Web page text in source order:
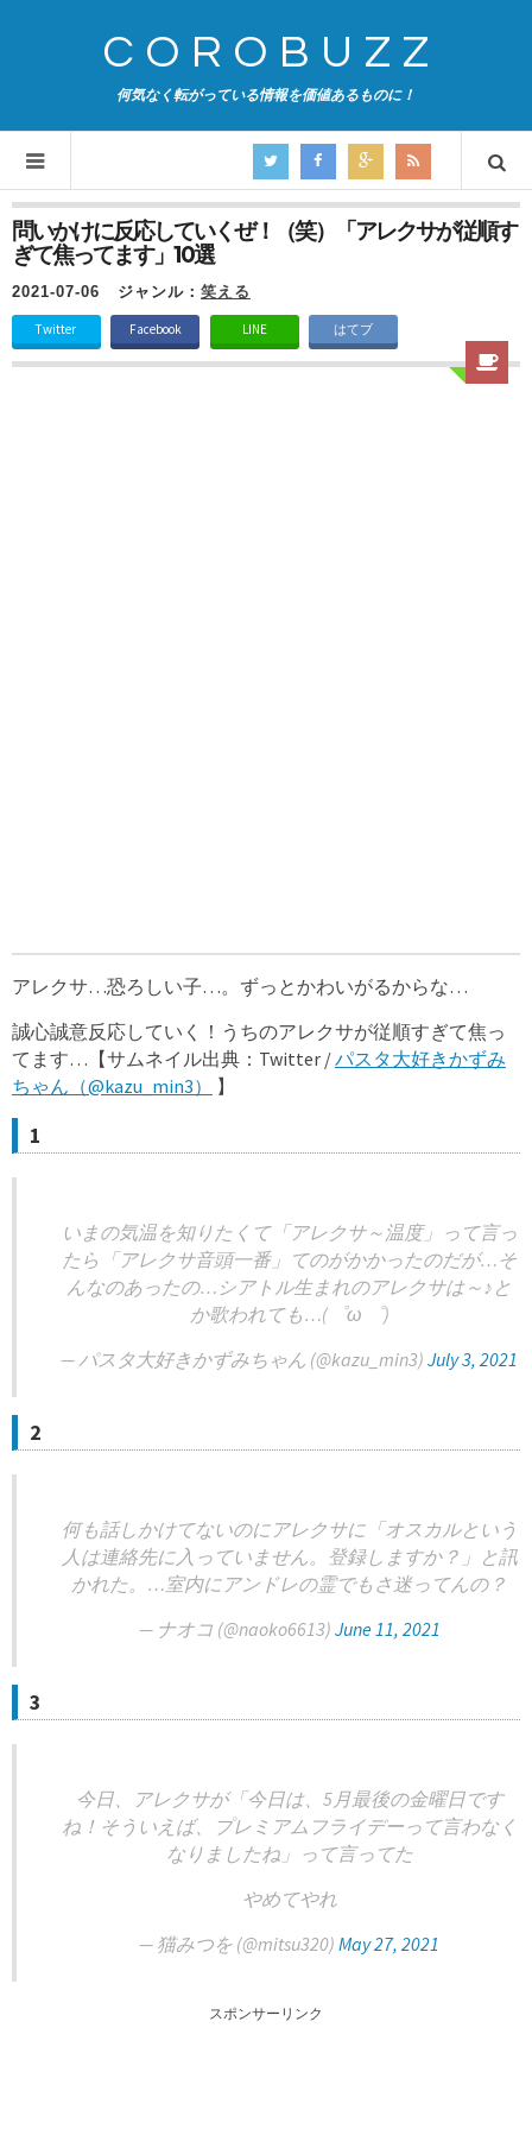
COROBUZZ
何気なく転がっている情報を価値あるものに！
問いかけに反応していくぜ！（笑）「アレクサが従順す
ぎて焦ってます」10選
2021-07-06 ジャンル： 笑える
Twitter Facebook LINE はてブ
アレクサ…恐ろしい子…。ずっとかわいがるからな…
誠心誠意反応していく！うちのアレクサが従順すぎて焦っ
てます…【サムネイル出典：Twitter /パスタ大好きかずみ
ちゃん（@kazu_min3）
】
1
いまの気温を知りたくて「アレクサ～温度」って言っ
たら「アレクサ音頭一番」てのがかかったのだが…そ
んなのあったの…シアトル生まれのアレクサは～♪と
か歌われても…(゜ω ゜)
— パスタ大好きかずみちゃん (@kazu_min3) July 3, 2021
2
何も話しかけてないのにアレクサに「オスカルという
人は連絡先に入っていません。登録しますか？」と訊
かれた。…室内にアンドレの霊でもさ迷ってんの？
— ナオコ (@naoko6613) June 11, 2021
3
今日、アレクサが「今日は、5月最後の金曜日です
ね！そういえば、プレミアムフライデーって言わなく
なりましたね」って言ってた
やめてやれ
— 猫みつを (@mitsu320) May 27, 2021
スポンサーリンク